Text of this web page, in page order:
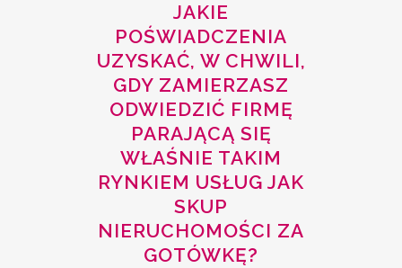
JAKIE
POŚWIADCZENIA
UZYSKAĆ, W CHWILI,
GDY ZAMIERZASZ
ODWIEDZIĆ FIRMĘ
PARAJĄCĄ SIĘ
WŁAŚNIE TAKIM
RYNKIEM USŁUG JAK
SKUP
NIERUCHOMOŚCI ZA
GOTÓWKĘ?